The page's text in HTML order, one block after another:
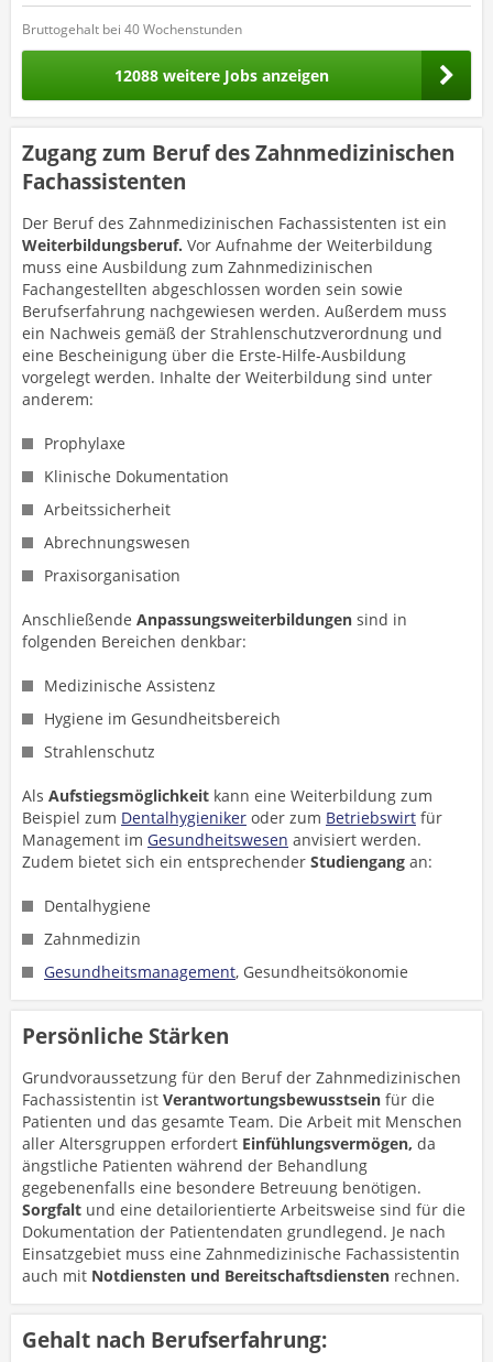
Bruttogehalt bei 40 Wochenstunden
12088 weitere Jobs anzeigen
Zugang zum Beruf des Zahnmedizinischen
Fachassistenten
Der Beruf des Zahnmedizinischen Fachassistenten ist ein
Weiterbildungsberuf. Vor Aufnahme der Weiterbildung
muss eine Ausbildung zum Zahnmedizinischen
Fachangestellten abgeschlossen worden sein sowie
Berufserfahrung nachgewiesen werden. Außerdem muss
ein Nachweis gemäß der Strahlenschutzverordnung und
eine Bescheinigung über die Erste-Hilfe-Ausbildung
vorgelegt werden. Inhalte der Weiterbildung sind unter
anderem:
Prophylaxe
Klinische Dokumentation
Arbeitssicherheit
Abrechnungswesen
Praxisorganisation
Anschließende Anpassungsweiterbildungen sind in
folgenden Bereichen denkbar:
Medizinische Assistenz
Hygiene im Gesundheitsbereich
Strahlenschutz
Als Aufstiegsmöglichkeit kann eine Weiterbildung zum
Beispiel zum Dentalhygieniker oder zum Betriebswirt für
Management im Gesundheitswesen anvisiert werden.
Zudem bietet sich ein entsprechender Studiengang an:
Dentalhygiene
Zahnmedizin
Gesundheitsmanagement, Gesundheitsökonomie
Persönliche Stärken
Grundvoraussetzung für den Beruf der Zahnmedizinischen
Fachassistentin ist Verantwortungsbewusstsein für die
Patienten und das gesamte Team. Die Arbeit mit Menschen
aller Altersgruppen erfordert Einfühlungsvermögen, da
ängstliche Patienten während der Behandlung
gegebenenfalls eine besondere Betreuung benötigen.
Sorgfalt und eine detailorientierte Arbeitsweise sind für die
Dokumentation der Patientendaten grundlegend. Je nach
Einsatzgebiet muss eine Zahnmedizinische Fachassistentin
auch mit Notdiensten und Bereitschaftsdiensten rechnen.
Gehalt nach Berufserfahrung: